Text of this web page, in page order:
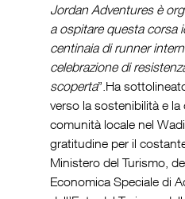
Jordan Adventures è
a ospitare questa corsa
centinaia di runner
celebrazione di
scoperta”.Ha
verso la sostenibilità e
comunità locale nel
gratitudine per il
Ministero del Turismo,
Economica Speciale di